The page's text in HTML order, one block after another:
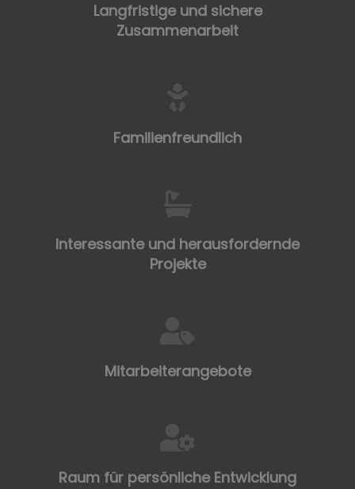
Langfristige und sichere
Zusammenarbeit
Familienfreundlich
Interessante und herausfordernde
Projekte
Mitarbeiterangebote
Raum für persönliche Entwicklung